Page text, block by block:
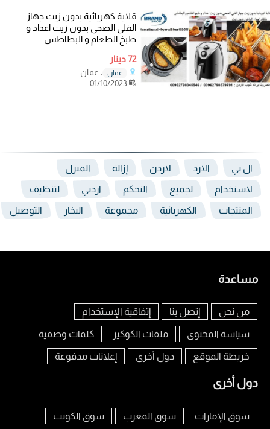
قلاية كهريائية بدون زيت جهاز
القلي الصحي بدون زيت اعداد و
طبخ الطعام و البطاطس
72 دينار
عمان
، عمان
01/10/2023
ال بي الارد لاردن إزالة المنزل
لاستخدام لجميع التحكم اردني لتنظيف
المنتجات الكهربائية مجموعة البخار التوصيل
مساعدة
من نحن إتصل بنا إتفاقية الإستخدام
سياسة المحتوى ملفات الكوكيز كلمات وصفية
خريطة الموقع دول أخرى إعلانات مدفوعة
دول أخرى
سوق الإمارات سوق المغرب سوق الكويت